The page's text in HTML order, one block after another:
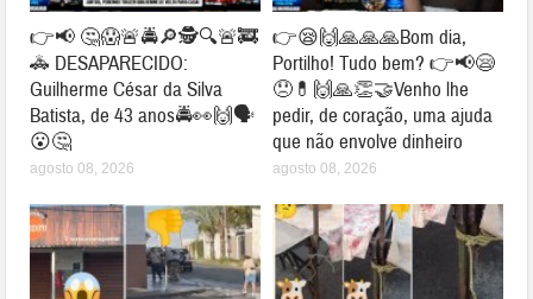
👉📢 🤔😱🚨🚔🔎🕵🔍🚨🚒
🚓 DESAPARECIDO:
Guilherme César da Silva
Batista, de 43 anos🚔👀🙌🗣
😮🤔
agosto 08, 2026
👉😪🙌🙏🙏🙏Bom dia,
Portilho! Tudo bem? 👉📢😪
😞💊🙌🙏👏🤝Venho lhe
pedir, de coração, uma ajuda
que não envolve dinheiro
agosto 08, 2026